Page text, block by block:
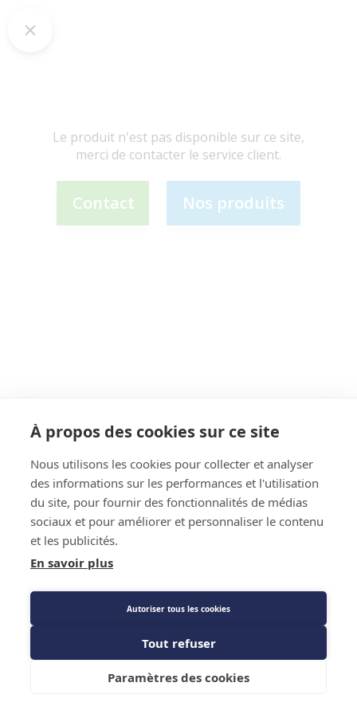
Le produit n'est pas disponible sur ce site,
merci de contacter le service client.
Contact Nos produits
À propos des cookies sur ce site
Nous utilisons les cookies pour collecter et analyser
des informations sur les performances et l'utilisation
du site, pour fournir des fonctionnalités de médias
sociaux et pour améliorer et personnaliser le contenu
et les publicités.
En savoir plus
Autoriser tous les cookies
Tout refuser
Paramètres des cookies